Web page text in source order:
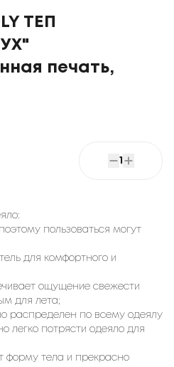
ТЕП
печать,
1
пользоваться могут
для комфортного и
ощущение свежести
для лета;
распределен по всему одеялу
легко потрясти одеяло для
форму тела и прекрасно